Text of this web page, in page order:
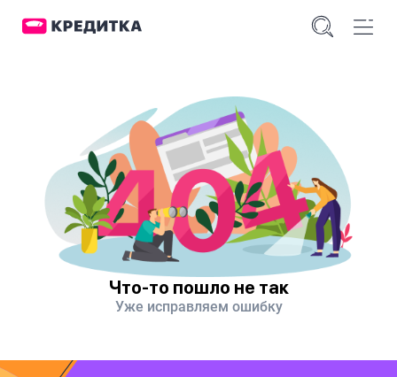
Что-то пошло не так
Уже исправляем ошибку